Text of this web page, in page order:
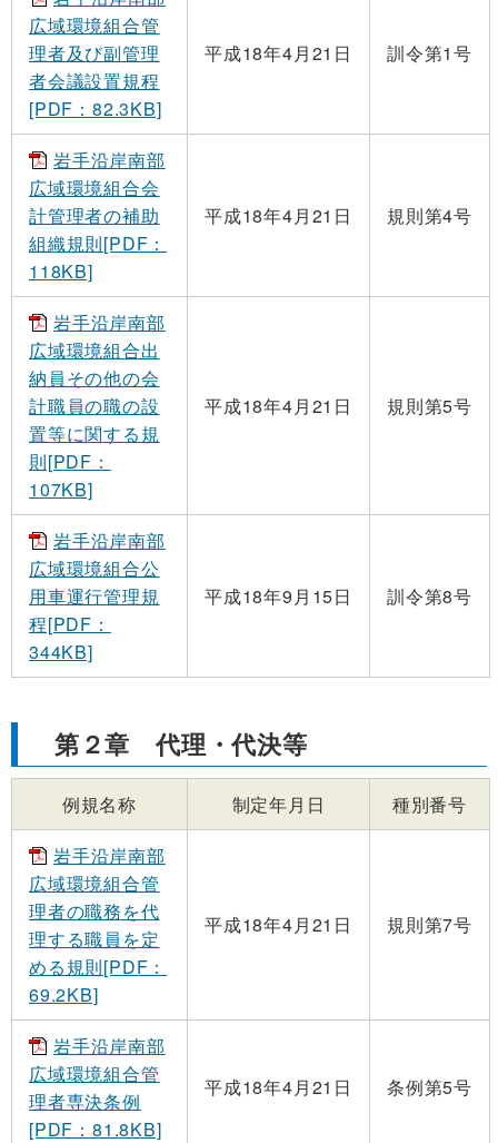
広域環境組合管
理者及び副管理
者会議設置規程
[PDF：82.3KB]
平成18年4月21日 訓令第1号
岩手沿岸南部
広域環境組合会
計管理者の補助
組織規則[PDF：
118KB]
平成18年4月21日 規則第4号
岩手沿岸南部
広域環境組合出
納員その他の会
計職員の職の設
置等に関する規
則[PDF：
107KB]
平成18年4月21日 規則第5号
岩手沿岸南部
広域環境組合公
用車運行管理規
程[PDF：
344KB]
平成18年9月15日 訓令第8号
第２章 代理・代決等
例規名称 制定年月日
種別番号
岩手沿岸南部
広域環境組合管
理者の職務を代
理する職員を定
める規則[PDF：
69.2KB]
平成18年4月21日 規則第7号
岩手沿岸南部
広域環境組合管
理者専決条例
[PDF：81.8KB]
平成18年4月21日 条例第5号